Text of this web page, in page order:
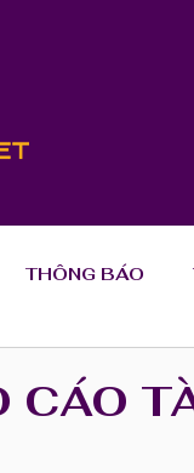
THÔNG BÁO
CÁO